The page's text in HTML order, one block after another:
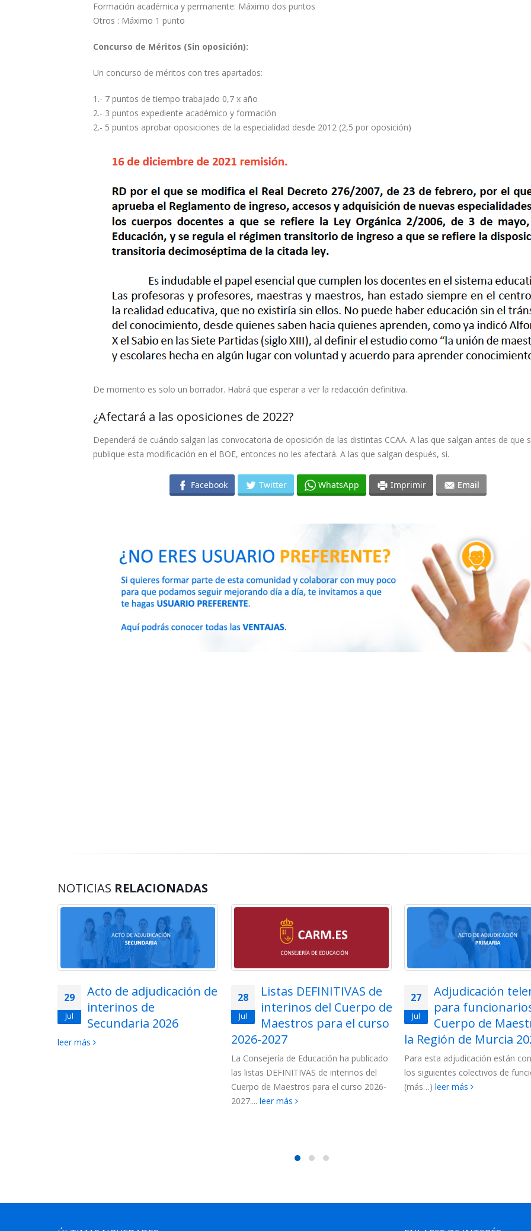
Formación académica y permanente: Máximo dos puntos
Otros : Máximo 1 punto
Concurso de Méritos (Sin oposición):
Un concurso de méritos con tres apartados:
1.- 7 puntos de tiempo trabajado 0,7 x año
2.- 3 puntos expediente académico y formación
2.- 5 puntos aprobar oposiciones de la especialidad desde 2012 (2,5 por oposición)
De momento es solo un borrador. Habrá que esperar a ver la redacción definitiva.
¿Afectará a las oposiciones de 2022?
Dependerá de cuándo salgan las convocatoria de oposición de las distintas CCAA. A las que salgan antes de que
publique esta modificación en el BOE, entonces no les afectará. A las que salgan después, si.
Facebook Twitter WhatsApp Imprimir Email
NOTICIAS RELACIONADAS
29
Jul
Acto de adjudicación de
interinos de
Secundaria 2026
leer más
28
Jul
Listas DEFINITIVAS de
interinos del Cuerpo de
Maestros para el curso
2026-2027
La Consejería de Educación ha publicado
las listas DEFINITIVAS de interinos del
Cuerpo de Maestros para el curso 2026-
2027.... leer más
27
Jul
Adjudicación
para
Cuerpo de
la Región de Murcia
Para esta adjudicación están
los siguientes colectivos de
(más…) leer más